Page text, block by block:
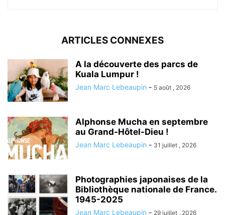
ARTICLES CONNEXES
A la découverte des parcs de
Kuala Lumpur !
Jean Marc Lebeaupin - 5 août , 2026
Alphonse Mucha en septembre
au Grand-Hôtel-Dieu !
Jean Marc Lebeaupin - 31 juillet , 2026
Photographies japonaises de la
Bibliothèque nationale de France.
1945-2025
Jean Marc Lebeaupin - 29 juillet , 2026